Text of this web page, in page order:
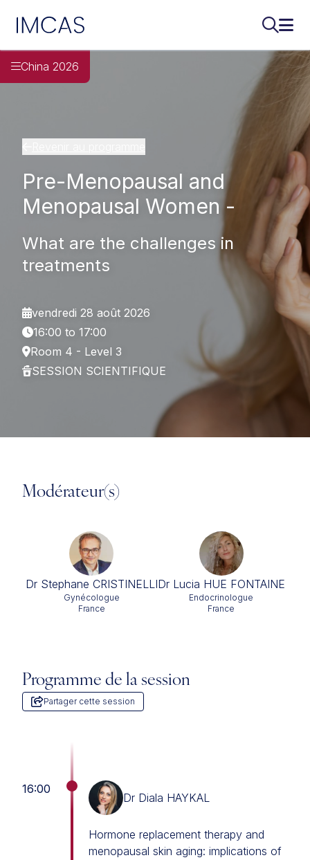
IMCAS
China 2026
Pre-Menopausal and
Menopausal Women -
What are the challenges in
treatments
vendredi 28 août 2026
16:00 to 17:00
Room 4 - Level 3
SESSION SCIENTIFIQUE
Modérateur(s)
Dr Stephane CRISTINELLI
Gynécologue
France
Dr Lucia HUE FONTAINE
Endocrinologue
France
Programme de la session
Partager cette session
16:00
Dr Diala HAYKAL
Hormone replacement therapy and
menopausal skin aging: implications of